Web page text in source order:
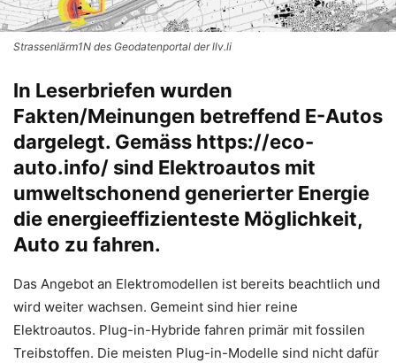
Strassenlärm1N des Geodatenportal der llv.li
In Leserbriefen wurden
Fakten/Meinungen betreffend E-Autos
dargelegt. Gemäss https://eco-
auto.info/ sind Elektroautos mit
umweltschonend generierter Energie
die energieeffizienteste Möglichkeit,
Auto zu fahren.
Das Angebot an Elektromodellen ist bereits beachtlich und
wird weiter wachsen. Gemeint sind hier reine
Elektroautos. Plug-in-Hybride fahren primär mit fossilen
Treibstoffen. Die meisten Plug-in-Modelle sind nicht dafür